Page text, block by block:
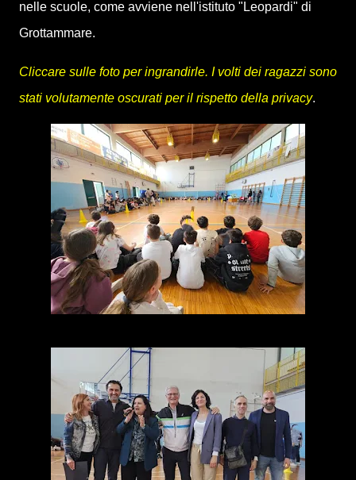
nelle scuole, come avviene nell'istituto "Leopardi" di
Grottammare.
Cliccare sulle foto per ingrandirle. I volti dei ragazzi sono
stati volutamente oscurati per il rispetto della privacy.